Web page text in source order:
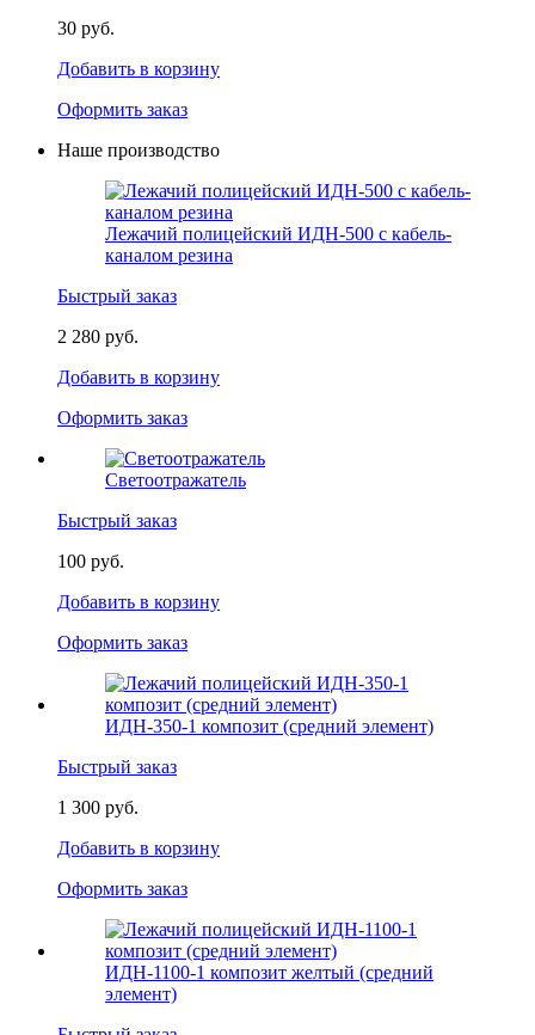
30 руб.
Добавить в корзину
Оформить заказ
Наше производство
Лежачий полицейский ИДН-500 с кабель-
каналом резина
Быстрый заказ
2 280 руб.
Добавить в корзину
Оформить заказ
Светоотражатель
Быстрый заказ
100 руб.
Добавить в корзину
Оформить заказ
ИДН-350-1 композит (средний элемент)
Быстрый заказ
1 300 руб.
Добавить в корзину
Оформить заказ
ИДН-1100-1 композит желтый (средний
элемент)